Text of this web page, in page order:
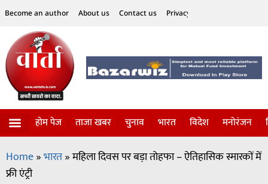
Become an author About us Contact us Privacy Policy
होम पेज ताजा खबर चुनाव भारत विदेश मनोरंजन
Home»भारत»महिला दिवस पर बड़ा तोहफा – ऐतिहासिक स्मारकों में
फ्री एंट्री